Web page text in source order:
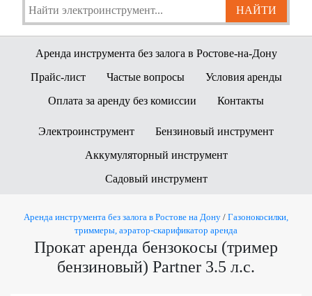
Аренда инструмента без залога в Ростове-на-Дону
Прайс-лист
Частые вопросы
Условия аренды
Оплата за аренду без комиссии
Контакты
Электроинструмент
Бензиновый инструмент
Аккумуляторный инструмент
Садовый инструмент
Аренда инструмента без залога в Ростове на Дону / Газонокосилки,
триммеры, аэратор-скарификатор аренда
Прокат аренда бензокосы (тример
бензиновый) Partner 3.5 л.с.